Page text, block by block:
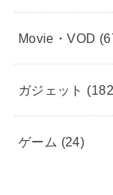
Movie・VOD
ガジェット
ゲーム (24)